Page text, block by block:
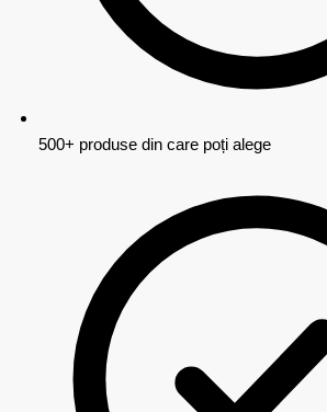
500+ produse din care poți alege